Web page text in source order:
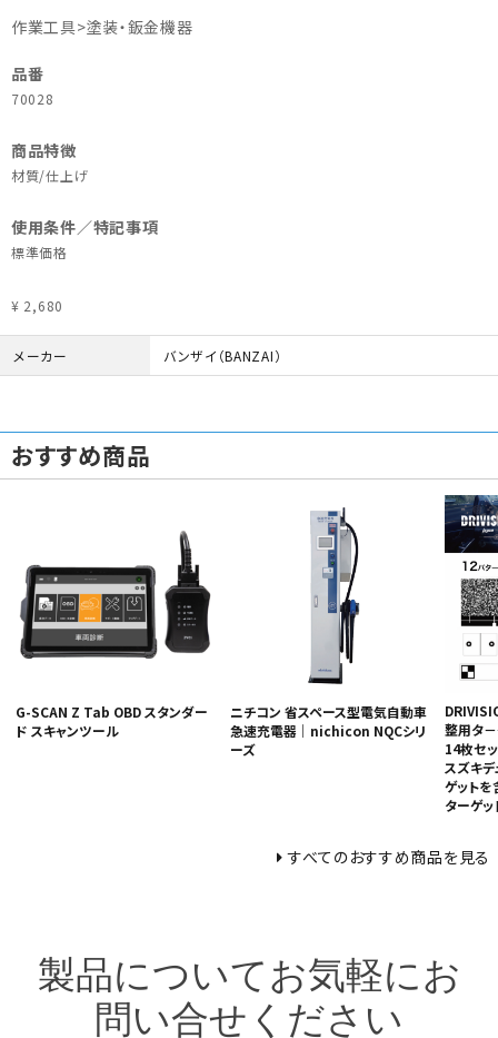
ガレージ機器
補助金で購入
作業工具>塗装・鈑金機器
品番
70028
商品特徴
材質/仕上げ
使用条件／特記事項
標準価格
¥ 2,680
メーカー バンザイ（BANZAI）
おすすめ商品
G-SCAN Z Tab OBD スタンダー
ド スキャンツール
ニチコン 省スペース型電気自動車
急速充電器｜nichicon NQCシリ
ーズ
整用タ
14枚セ
スズキ
ゲットを
ターゲッ
すべてのおすすめ商品を見る